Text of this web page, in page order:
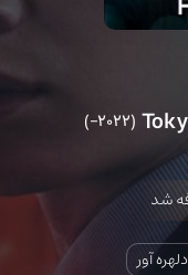
(2022–)
دلهره آور